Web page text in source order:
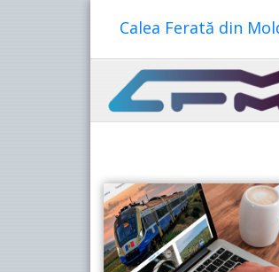
Calea Ferată din